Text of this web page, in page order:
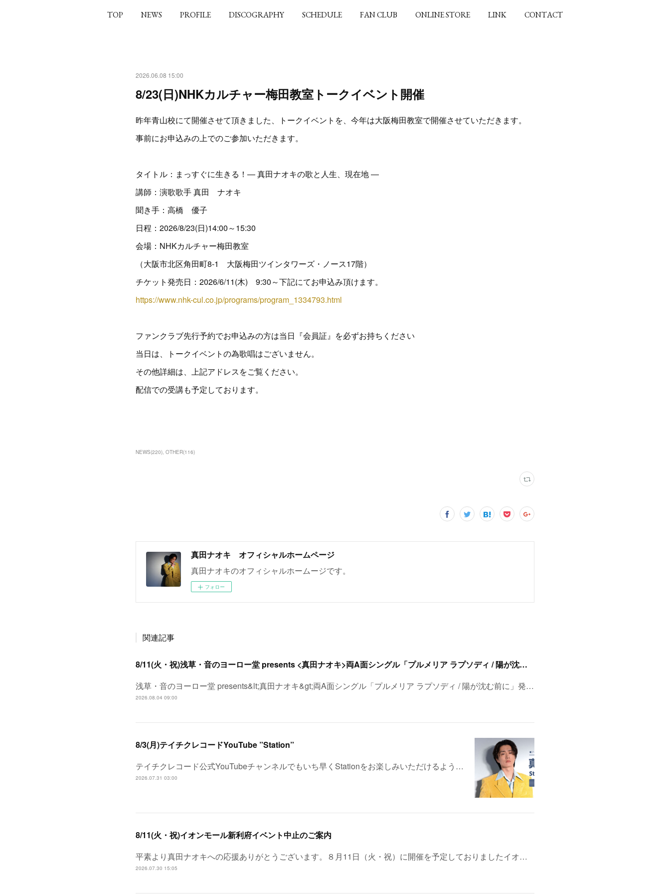
TOP NEWS PROFILE DISCOGRAPHY SCHEDULE FAN CLUB ONLINE STORE LINK CONTACT
2026.06.08 15:00
8/23(日)NHKカルチャー梅田教室トークイベント開催
昨年青山校にて開催させて頂きました、トークイベントを、今年は大阪梅田教室で開催させていただきます。
事前にお申込みの上でのご参加いただきます。
タイトル：まっすぐに生きる！― 真田ナオキの歌と人生、現在地 ―
講師：演歌歌手 真田 ナオキ
聞き手：高橋 優子
日程：2026/8/23(日)14:00～15:30
会場：NHKカルチャー梅田教室
（大阪市北区角田町8-1 大阪梅田ツインタワーズ・ノース17階）
チケット発売日：2026/6/11(木) 9:30～下記にてお申込み頂けます。
https://www.nhk-cul.co.jp/programs/program_1334793.html
ファンクラブ先行予約でお申込みの方は当日『会員証』を必ずお持ちください
当日は、トークイベントの為歌唱はございません。
その他詳細は、上記アドレスをご覧ください。
配信での受講も予定しております。
NEWS(220) OTHER(116)
真田ナオキ オフィシャルホームページ
真田ナオキのオフィシャルホームージです。
フォロー
関連記事
8/11(火・祝)浅草・音のヨーロー堂 presents <真田ナオキ>両A面シングル「プルメリア ラプソディ / 陽が沈む前に…」発売記念 スペシャルイベント開催決定！
浅草・音のヨーロー堂 presents&lt;真田ナオキ&gt;両A面シングル「プルメリア ラプソディ / 陽が沈む前に」発…
2026.08.04 09:00
8/3(月)テイチクレコードYouTube ”Station”
テイチクレコード公式YouTubeチャンネルでもいち早くStationをお楽しみいただけるよう…
2026.07.31 03:00
8/11(火・祝)イオンモール新利府イベント中止のご案内
平素より真田ナオキへの応援ありがとうございます。８月11日（火・祝）に開催を予定しておりましたイオ…
2026.07.30 15:05